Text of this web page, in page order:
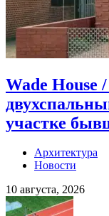
Wade
участке
Архитектура
Новости
10 августа, 2026